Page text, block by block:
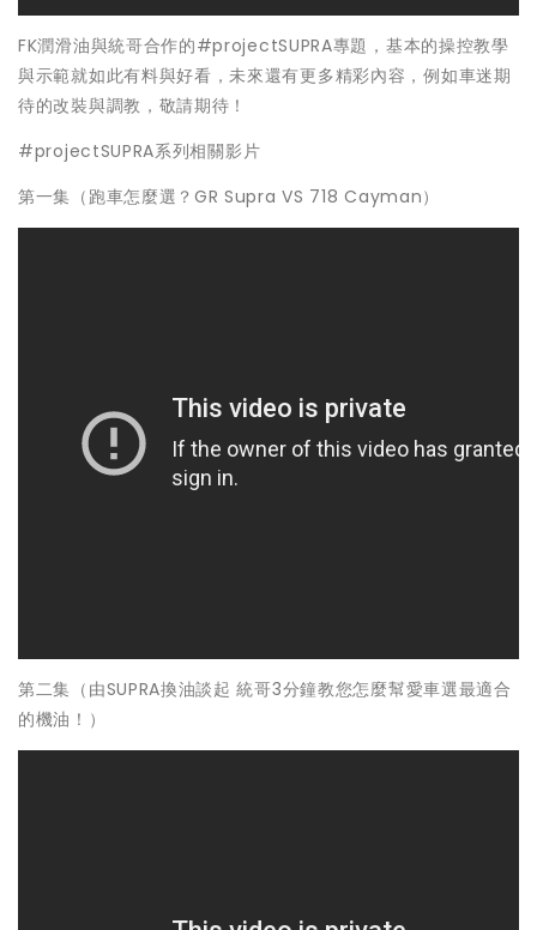
FK潤滑油與統哥合作的#projectSUPRA專題，基本的操控教學
與示範就如此有料與好看，未來還有更多精彩內容，例如車迷期
待的改裝與調教，敬請期待！
#projectSUPRA系列相關影片
第一集（跑車怎麼選？GR Supra VS 718 Cayman）
第二集（由SUPRA換油談起 統哥3分鐘教您怎麼幫愛車選最適合
的機油！）